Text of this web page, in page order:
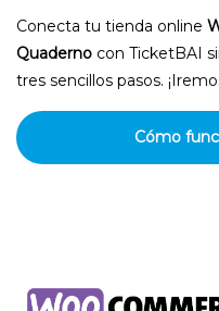
Conecta tu tienda online
Quaderno con TicketBAI
tres sencillos pasos.
Cómo